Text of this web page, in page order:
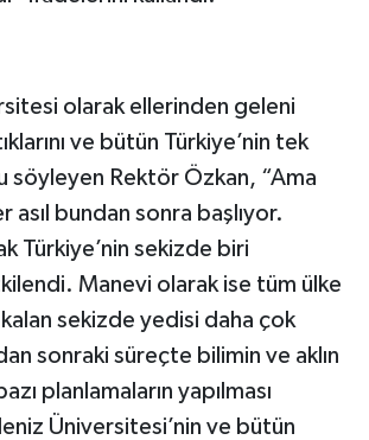
olarak ellerinden geleni
ve bütün Türkiye’nin tek
söyleyen Rektör Özkan, “Ama
asıl bundan sonra başlıyor.
Türkiye’nin sekizde biri
Manevi olarak ise tüm ülke
sekizde yedisi daha çok
sonraki süreçte bilimin ve aklın
planlamaların yapılması
Üniversitesi’nin ve bütün